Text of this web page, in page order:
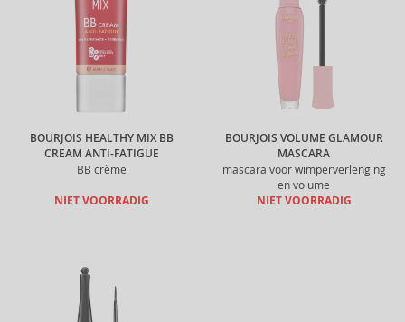
BOURJOIS HEALTHY MIX BB
CREAM ANTI-FATIGUE
BB crème
NIET VOORRADIG
BOURJOIS VOLUME GLAMOUR
MASCARA
mascara voor wimperverlenging
en volume
NIET VOORRADIG